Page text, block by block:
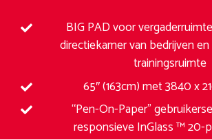
BIG PAD voor
directiekamer van bedrijven
trainingsruimte
65″ (163cm) met 3840 x
“Pen-On-Paper”
responsieve InGlass ™ 20-